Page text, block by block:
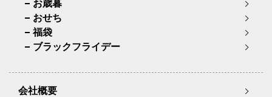
お歳暮
おせち
福袋
ブラックフライデー
会社概要